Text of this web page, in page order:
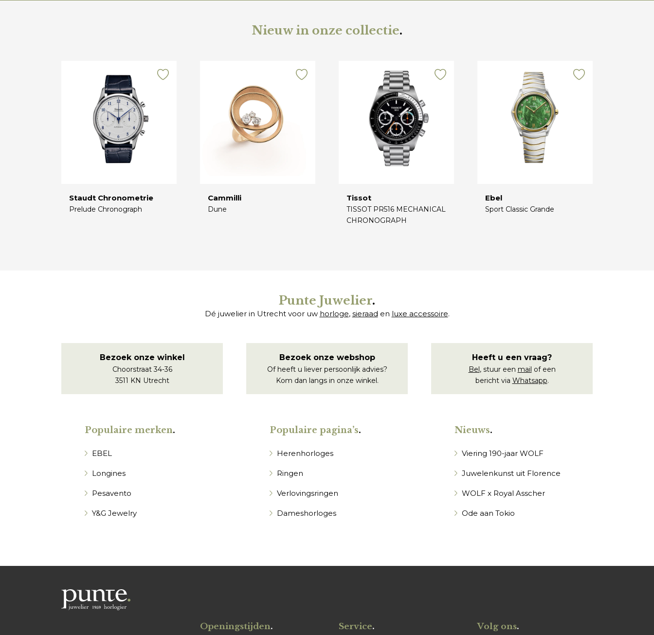
Nieuw in onze collectie.
Staudt Chronometrie
Prelude Chronograph
Cammilli
Dune
Tissot
TISSOT PR516 MECHANICAL
CHRONOGRAPH
Ebel
Sport Classic Grande
Punte Juwelier.
Dé juwelier in Utrecht voor uw horloge, sieraad en luxe accessoire.
Bezoek onze winkel
Choorstraat 34-36
3511 KN Utrecht
Bezoek onze webshop
Of heeft u liever persoonlijk advies?
Kom dan langs in onze winkel.
Heeft u een vraag?
Bel, stuur een mail of een
bericht via Whatsapp.
Populaire merken.
EBEL
Longines
Pesavento
Y&G Jewelry
Populaire pagina’s.
Herenhorloges
Ringen
Verlovingsringen
Dameshorloges
Nieuws.
Viering 190-jaar WOLF
Juwelenkunst uit Florence
WOLF x Royal Asscher
Ode aan Tokio
Openingstijden. Service. Volg ons.